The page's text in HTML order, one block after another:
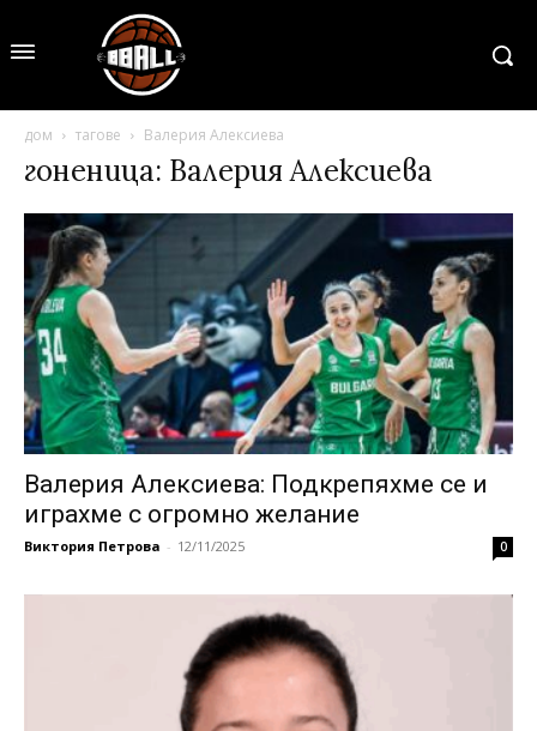
дом тагове Валерия Алексиева
гоненица: Валерия Алексиева
Валерия Алексиева: Подкрепяхме се и
играхме с огромно желание
Виктория Петрова - 12/11/2025 0